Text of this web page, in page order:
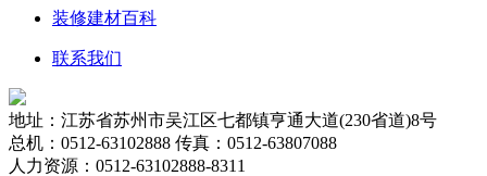
装修建材百科
联系我们
地址：江苏省苏州市吴江区七都镇亨通大道(230省道)8号
总机：0512-63102888 传真：0512-63807088
人力资源：0512-63102888-8311